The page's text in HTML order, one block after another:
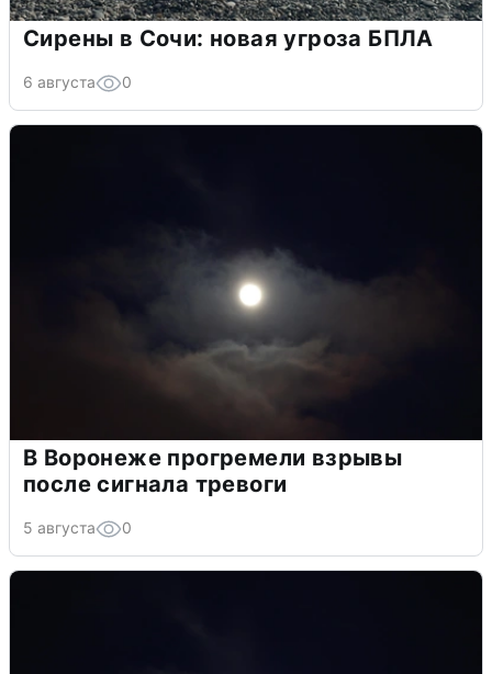
Сирены в Сочи: новая угроза БПЛА
6 августа 0
В Воронеже прогремели взрывы
после сигнала тревоги
5 августа 0